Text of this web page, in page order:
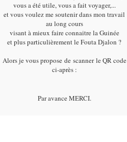
vous a été utile, vous a fait voyager,...
et vous voulez me soutenir dans mon travail
au long cours
visant à mieux faire connaitre la Guinée
et plus particulièrement le Fouta Djalon ?
Alors je vous propose de scanner le QR code
ci-après :
Par avance MERCI.